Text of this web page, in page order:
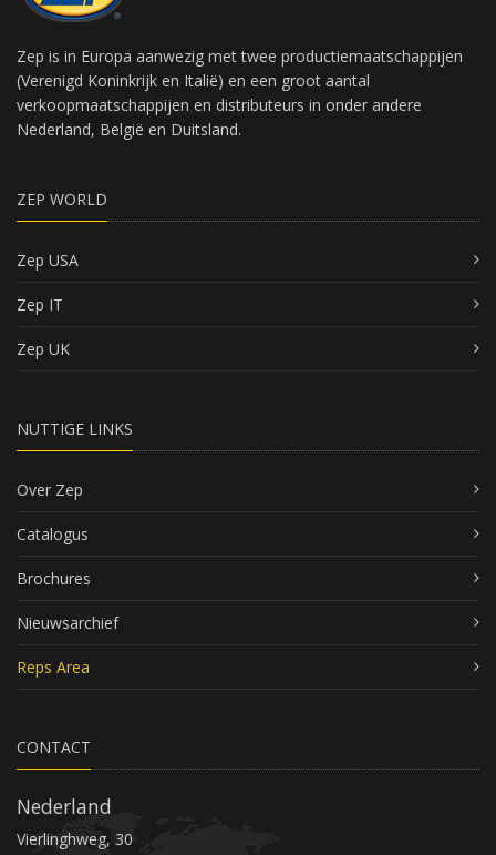
Zep is in Europa aanwezig met twee productiemaatschappijen
(Verenigd Koninkrijk en Italië) en een groot aantal
verkoopmaatschappijen en distributeurs in onder andere
Nederland, België en Duitsland.
ZEP WORLD
Zep USA
Zep IT
Zep UK
NUTTIGE LINKS
Over Zep
Catalogus
Brochures
Nieuwsarchief
Reps Area
CONTACT
Nederland
Vierlinghweg, 30